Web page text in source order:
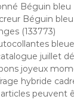
Béguin bleu
Béguin bleu
(133773)
juillet
joyeux
hybride
peuvent